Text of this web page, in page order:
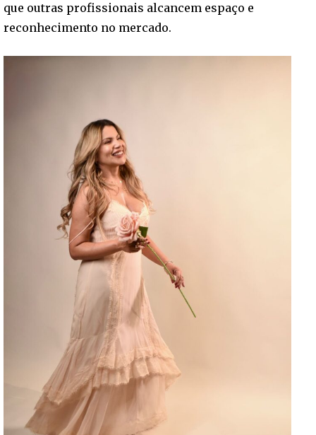
que outras profissionais alcancem espaço e
reconhecimento no mercado.